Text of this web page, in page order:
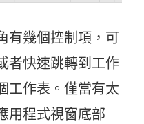
有幾個控制項，可
者快速跳轉到工作
工作表。僅當有太
用程式視窗底部